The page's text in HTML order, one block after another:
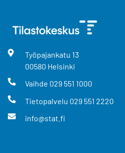
Työpajankatu 13
00580 Helsinki
Vaihde 029 551 1000
Tietopalvelu 029 551 2220
info@stat.fi